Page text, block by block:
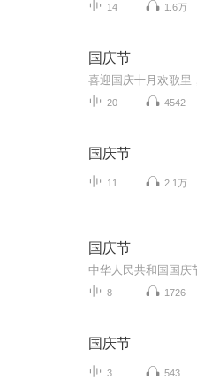
14 1.6万
国庆节
20 4542
国庆节
11 2.1万
国庆节
8 1726
国庆节
3 543